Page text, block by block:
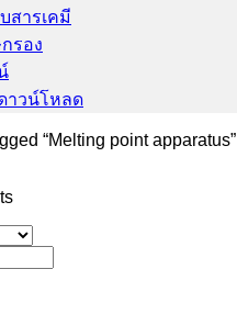
สารเคมี
รอง
าวน์โหลด
“Melting point apparatus”